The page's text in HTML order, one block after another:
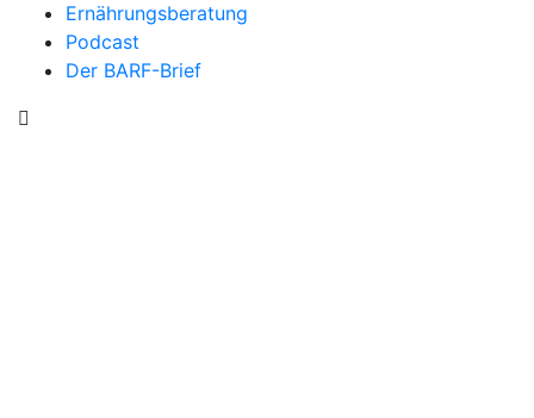
Ernährungsberatung
Podcast
Der BARF-Brief